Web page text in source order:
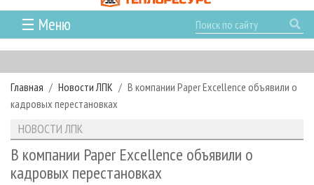
☰ Меню
ГЛАВНАЯ
РУБРИКИ И ТЕМЫ
РУБРИКИ ЖУРНАЛА
ЛЕСОЗАГОТОВКА
ЛЕСОПИЛЕНИЕ
НОВОСТИ
НОВОСТИ ЛПК
НОВОСТИ ЖУРНАЛА
ПРОЕКТЫ ЛПИ
АНАЛИТИКА
ПРЕДПРИЯТИЯ ЛПК
АРХИВ ЖУРНАЛОВ
О ЖУРНАЛЕ
Главная Новости ЛПК
В компании Paper Excellence объявили о
кадровых перестановках
НОВОСТИ ЛПК
В компании Paper Excellence объявили о
кадровых перестановках